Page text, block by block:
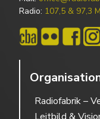
Radio: 107,5 & 97,3
Radiofabrik –